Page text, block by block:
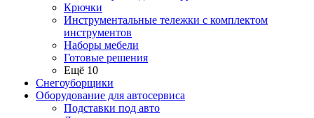
Крючки
Инструментальные тележки с комплектом
инструментов
Наборы мебели
Готовые решения
Ещё 10
Снегоуборщики
Оборудование для автосервиса
Подставки под авто